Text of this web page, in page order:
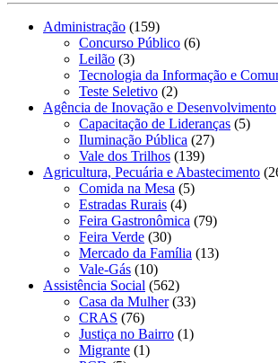
Administração (159)
Concurso Público (6)
Leilão (3)
Tecnologia da Informação e
Teste Seletivo (2)
Agência de Inovação e Desenvolvimento
Capacitação de Lideranças (5)
Iluminação Pública (27)
Vale dos Trilhos (139)
Agricultura, Pecuária e Abastecimento
Comida na Mesa (5)
Estradas Rurais (4)
Feira Gastronômica (79)
Feira Verde (30)
Mercado da Família (13)
Vale-Gás (10)
Assistência Social (562)
Casa da Mulher(33)
CRAS (76)
Justiça no Bairro (1)
Migrante (1)